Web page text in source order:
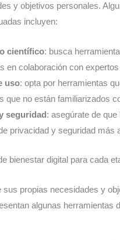
y objetivos personales.
incluyen:
científico: busca
en colaboración con
uso: opta por herramientas
que no están familiarizados
seguridad: asegúrate de
privacidad y seguridad más
bienestar digital para cada
sus propias necesidades y
algunas herramientas